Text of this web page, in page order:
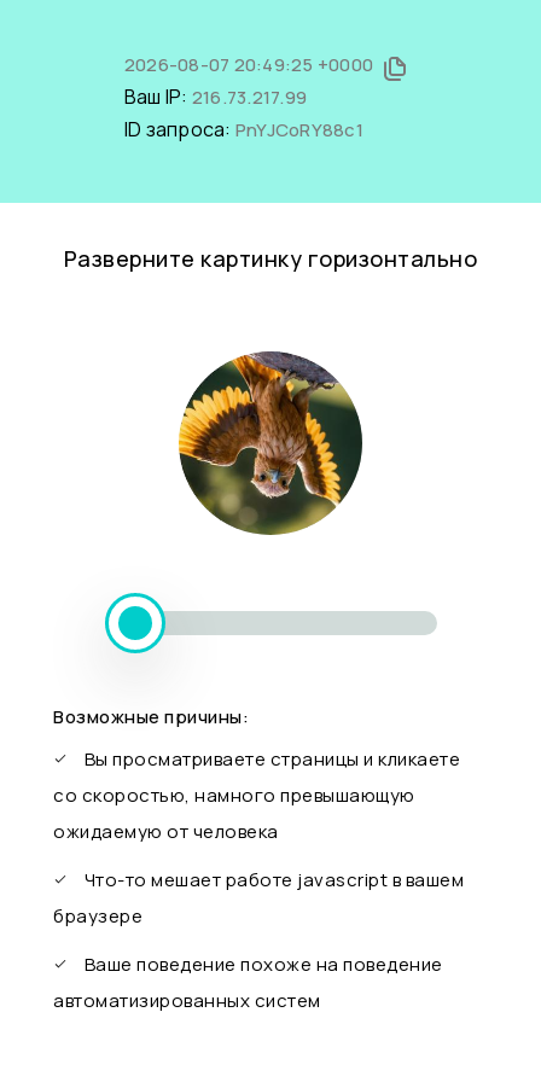
2026-08-07 20:49:25 +0000
Ваш IP: 216.73.217.99
ID запроса: PnYJCoRY88c1
Разверните картинку горизонтально
Возможные причины:
Вы просматриваете страницы и кликаете
со скоростью, намного превышающую
ожидаемую от человека
Что-то мешает работе javascript в вашем
браузере
Ваше поведение похоже на поведение
автоматизированных систем